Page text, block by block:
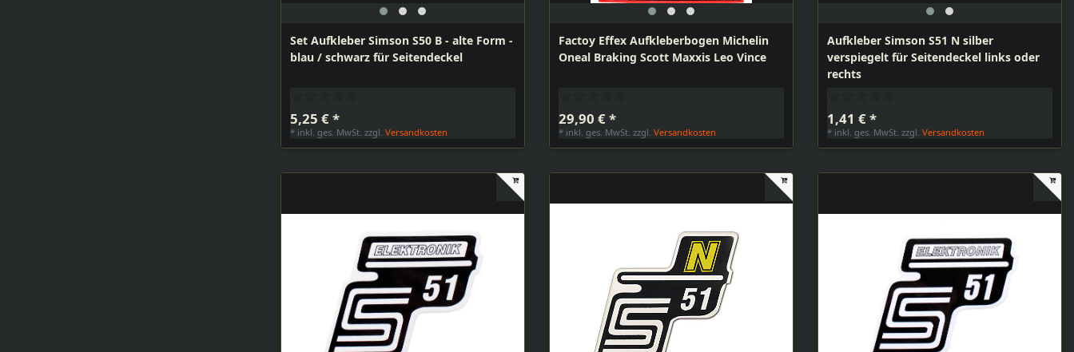
Set Aufkleber Simson S50 B - alte Form -
blau / schwarz für Seitendeckel
5,25 € *
* inkl. ges. MwSt. zzgl.Versandkosten
Factoy Effex Aufkleberbogen Michelin
Oneal Braking Scott Maxxis Leo Vince
29,90 € *
* inkl. ges. MwSt. zzgl.Versandkosten
Aufkleber Simson S51 N silber
verspiegelt für Seitendeckel links oder
rechts
1,41 € *
* inkl. ges. MwSt. zzgl.Versandkosten